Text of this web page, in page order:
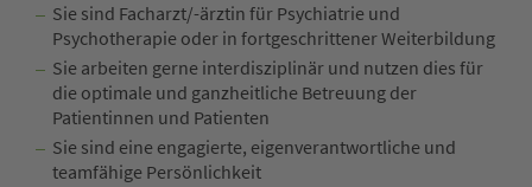
Sie sind Facharzt/-ärztin für Psychiatrie und
Psychotherapie oder in fortgeschrittener Weiterbildung
Sie arbeiten gerne interdisziplinär und nutzen dies für
die optimale und ganzheitliche Betreuung der
Patientinnen und Patienten
Sie sind eine engagierte, eigenverantwortliche und
teamfähige Persönlichkeit